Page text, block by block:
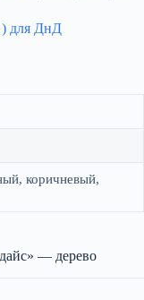
) для ДнД
коричневый,
— дерево